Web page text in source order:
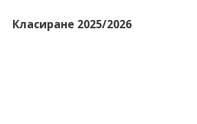
Класиране 2025/2026